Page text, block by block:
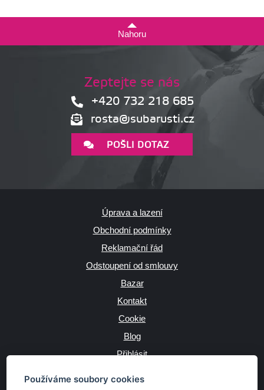
Používáme soubory cookies
Nahoru
Zeptejte se nás
+420 732 218 685
rosta@subarusti.cz
POŠLI DOTAZ
Úprava a lazení
Obchodní podmínky
Reklamační řád
Odstoupení od smlouvy
Bazar
Kontakt
Cookie
Blog
Přihlásit